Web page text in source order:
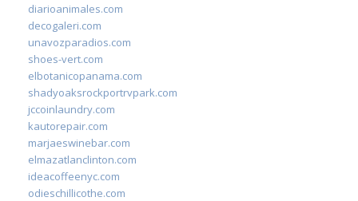
diarioanimales.com
decogaleri.com
unavozparadios.com
shoes-vert.com
elbotanicopanama.com
shadyoaksrockportrvpark.com
jccoinlaundry.com
kautorepair.com
marjaeswinebar.com
elmazatlanclinton.com
ideacoffeenyc.com
odieschillicothe.com